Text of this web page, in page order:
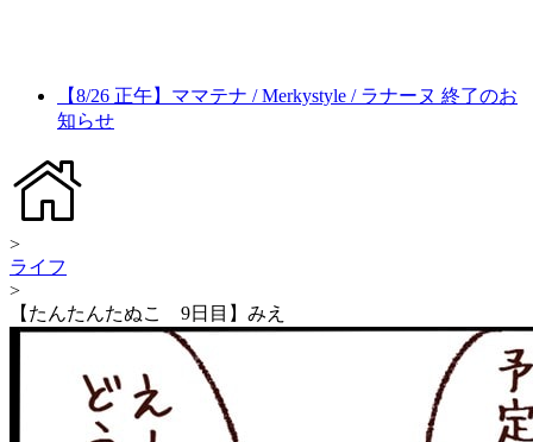
【8/26 正午】ママテナ / Merkystyle / ラナーヌ 終了のお
知らせ
>
ライフ
>
【たんたんたぬこ 9日目】みえ